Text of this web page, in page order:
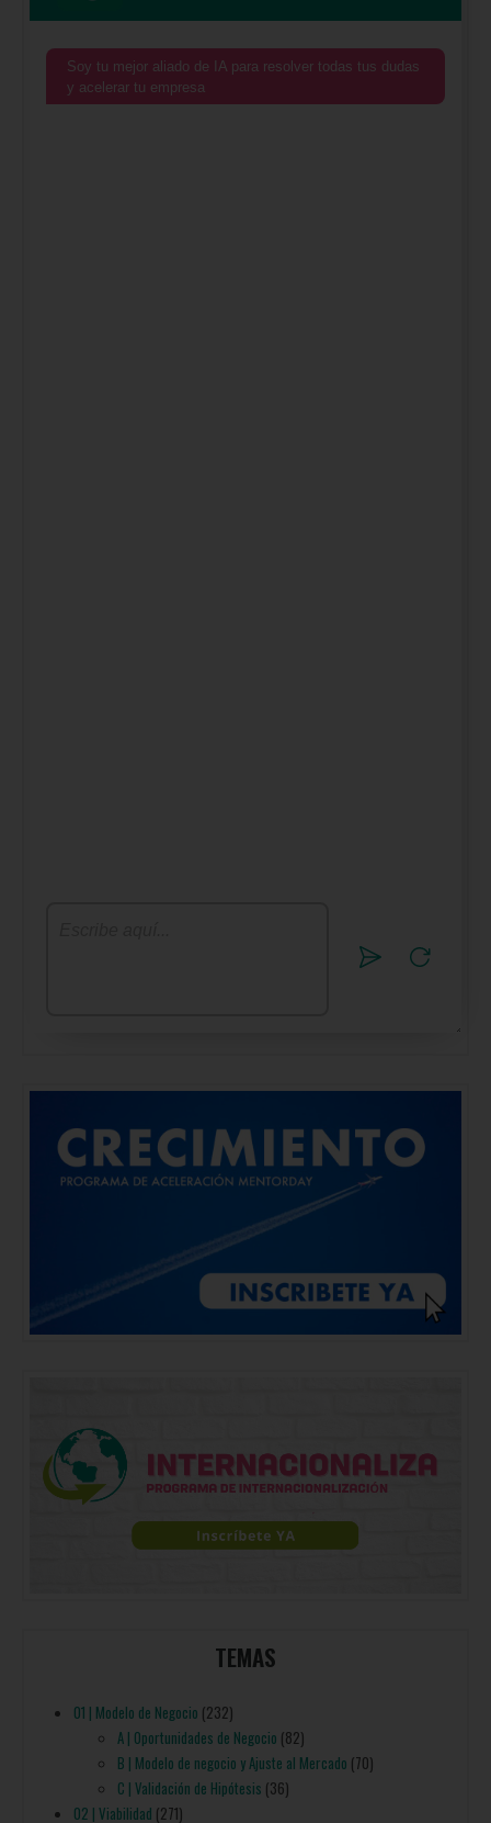
Soy tu mejor aliado de IA para resolver todas tus dudas
y acelerar tu empresa
TEMAS
01 | Modelo de Negocio (232)
A | Oportunidades de Negocio (82)
B | Modelo de negocio y Ajuste al Mercado (70)
C | Validación de Hipótesis (36)
02 | Viabilidad (271)